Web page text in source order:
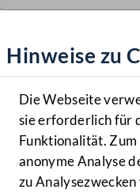
Hilfe
Benutzer
MENÜ
Hinweise zu
Die Webseite
sie erforderlich für
Funktionalität.
anonyme Analyse
zu